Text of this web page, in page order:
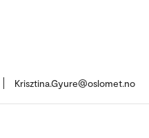
Krisztina.Gyure@oslomet.no